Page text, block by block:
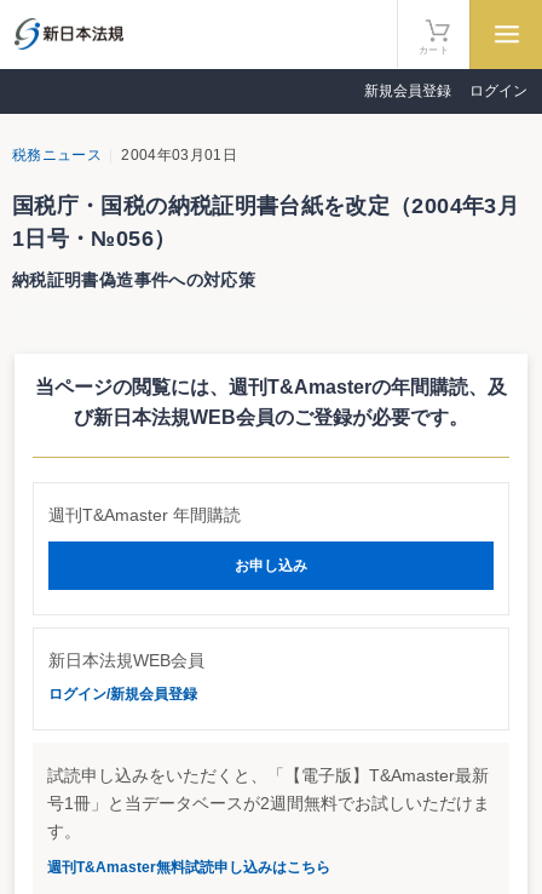
カート
新規会員登録 ログイン
税務ニュース 2004年03月01日
国税庁・国税の納税証明書台紙を改定（2004年3月
1日号・№056）
納税証明書偽造事件への対応策
国税庁は2月10日、国税の納税証明書台紙を変更し、今年3月1日以降発行す
るものから、全国一斉に新しい用紙に切り替えることを発表した。
出る「複写」の文字を細かくしたものに改定される（右見本参照）。
載事項により、発行した税務署の管理部門統括国税徴収官に問い合わせること
ができる。
当ページの閲覧には、週刊T&Amasterの年間購読、 及
び新日本法規WEB会員のご登録が必要です。
週刊T&Amaster 年間購読
お申し込み
新日本法規WEB会員
ログイン/新規会員登録
試読申し込みをいただくと、「【電子版】T&Amaster最新
号1冊」と当データベースが2週間無料でお試しいただけま
す。
週刊T&Amaster無料試読申し込みはこちら